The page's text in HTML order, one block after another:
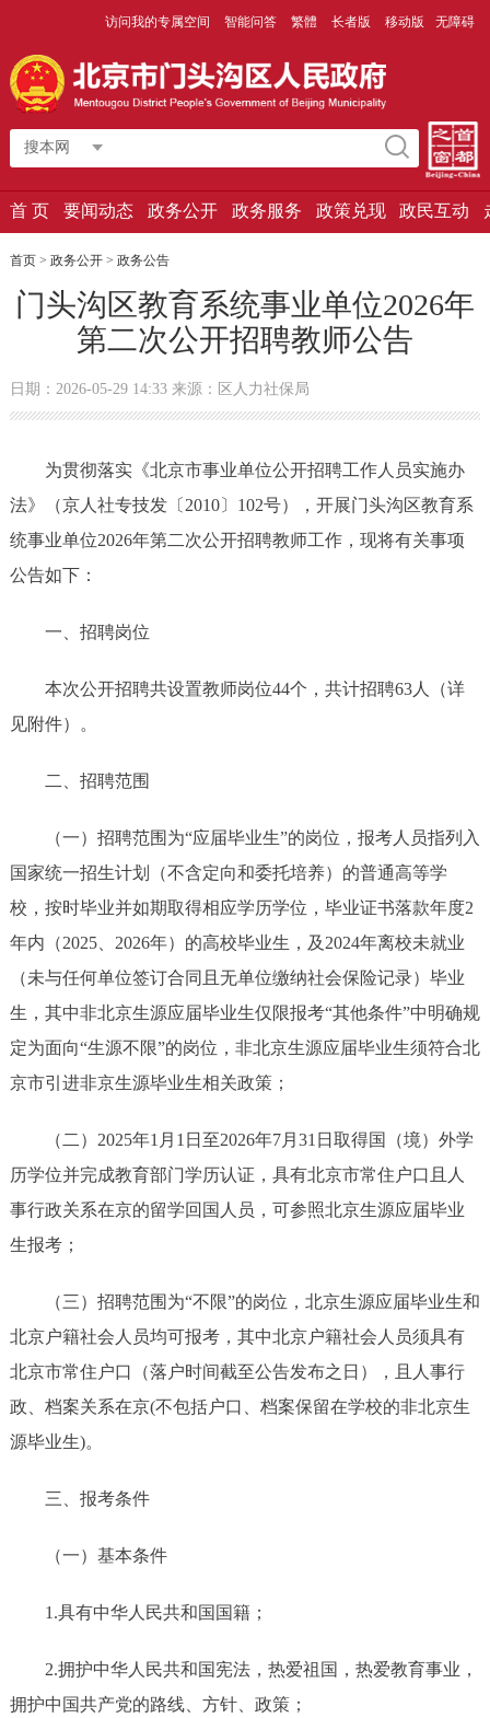
访问我的专属空间 智能问答 繁體 长者版 移动版 无障碍
搜本网
首 页 要闻动态 政务公开 政务服务 政策兑现 政民互动
首页> 政务公开> 政务公告
门头沟区教育系统事业单位2026年
第二次公开招聘教师公告
日期：2026-05-29 14:33 来源：区人力社保局
为贯彻落实《北京市事业单位公开招聘工作人员实施办
法》（京人社专技发〔2010〕102号），开展门头沟区教育系
统事业单位2026年第二次公开招聘教师工作，现将有关事项
公告如下：
一、招聘岗位
本次公开招聘共设置教师岗位44个，共计招聘63人（详
见附件）。
二、招聘范围
（一）招聘范围为“应届毕业生”的岗位，报考人员指列入
国家统一招生计划（不含定向和委托培养）的普通高等学
校，按时毕业并如期取得相应学历学位，毕业证书落款年度2
年内（2025、2026年）的高校毕业生，及2024年离校未就业
（未与任何单位签订合同且无单位缴纳社会保险记录）毕业
生，其中非北京生源应届毕业生仅限报考“其他条件”中明确规
定为面向“生源不限”的岗位，非北京生源应届毕业生须符合北
京市引进非京生源毕业生相关政策；
（二）2025年1月1日至2026年7月31日取得国（境）外学
历学位并完成教育部门学历认证，具有北京市常住户口且人
事行政关系在京的留学回国人员，可参照北京生源应届毕业
生报考；
（三）招聘范围为“不限”的岗位，北京生源应届毕业生和
北京户籍社会人员均可报考，其中北京户籍社会人员须具有
北京市常住户口（落户时间截至公告发布之日），且人事行
政、档案关系在京(不包括户口、档案保留在学校的非北京生
源毕业生)。
三、报考条件
（一）基本条件
1.具有中华人民共和国国籍；
2.拥护中华人民共和国宪法，热爱祖国，热爱教育事业，
拥护中国共产党的路线、方针、政策；